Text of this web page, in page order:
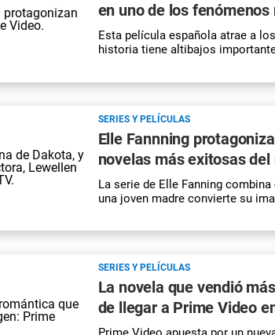
en uno de los
Esta película española atrae a
historia tiene altibajos
SERIES Y PELÍCULAS
Elle Fannning
novelas más exitosas
La serie de Elle Fanning
una joven madre convierte su
SERIES Y PELÍCULAS
La novela que vendió
de llegar a Prime Video